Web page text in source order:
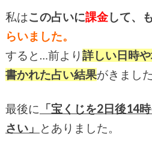
私はこの占いに課金して、
らいました。
すると…前より詳しい日時
書かれた占い結果がきまし
最後に 「宝くじを2日後14
さい」 とありました。